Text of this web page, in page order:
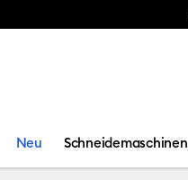
Neu Schneidemaschinen